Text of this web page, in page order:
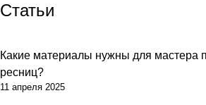
Статьи
Какие материалы нужны для мастера
ресниц?
11 апреля 2025